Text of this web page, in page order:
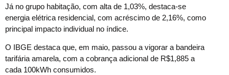
Já no grupo habitação, com alta de 1,03%, destaca-se
energia elétrica residencial, com acréscimo de 2,16%, como
principal impacto individual no índice.
O IBGE destaca que, em maio, passou a vigorar a bandeira
tarifária amarela, com a cobrança adicional de R$1,885 a
cada 100kWh consumidos.